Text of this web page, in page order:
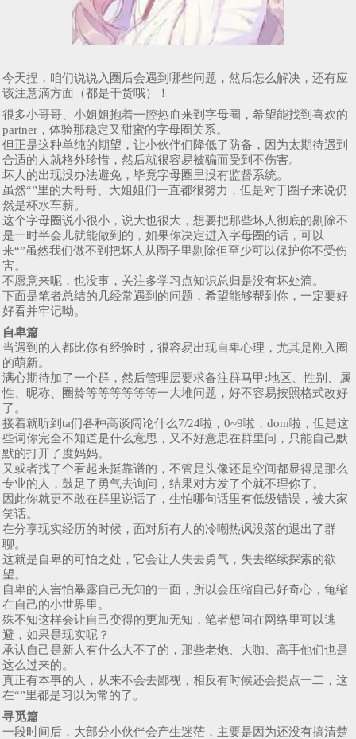
今天捏，咱们说说入圈后会遇到哪些问题，然后怎么解决，还有应
该注意滴方面（都是干货哦）！
很多小哥哥、小姐姐抱着一腔热血来到字母圈，希望能找到喜欢的
partner，体验那稳定又甜蜜的字母圈关系。
但正是这种单纯的期望，让小伙伴们降低了防备，因为太期待遇到
合适的人就格外珍惜，然后就很容易被骗而受到不伤害。
坏人的出现没办法避免，毕竟字母圈里没有监督系统。
虽然“”里的大哥哥、大姐姐们一直都很努力，但是对于圈子来说仍
然是杯水车薪。
这个字母圈说小很小，说大也很大，想要把那些坏人彻底的剔除不
是一时半会儿就能做到的，如果你决定进入字母圈的话，可以
来“”虽然我们做不到把坏人从圈子里剔除但至少可以保护你不受伤
害。
不愿意来呢，也没事，关注多学习点知识总归是没有坏处滴。
下面是笔者总结的几经常遇到的问题，希望能够帮到你，一定要好
好看并牢记呦。
自卑篇
当遇到的人都比你有经验时，很容易出现自卑心理，尤其是刚入圈
的萌新。
满心期待加了一个群，然后管理层要求备注群马甲:地区、性别、属
性、昵称、圈龄等等等等等等一大堆问题，好不容易按照格式改好
了。
接着就听到ta们各种高谈阔论什么7/24啦，0~9啦，dom啦，但是这
些词你完全不知道是什么意思，又不好意思在群里问，只能自己默
默的打开了度妈妈。
又或者找了个看起来挺靠谱的，不管是头像还是空间都显得是那么
专业的人，鼓足了勇气去询问，结果对方发了个就不理你了。
因此你就更不敢在群里说话了，生怕哪句话里有低级错误，被大家
笑话。
在分享现实经历的时候，面对所有人的冷嘲热讽没落的退出了群
聊。
这就是自卑的可怕之处，它会让人失去勇气，失去继续探索的欲
望。
自卑的人害怕暴露自己无知的一面，所以会压缩自己好奇心，龟缩
在自己的小世界里。
殊不知这样会让自己变得的更加无知，笔者想问在网络里可以逃
避，如果是现实呢？
承认自己是新人有什么大不了的，那些老炮、大咖、高手他们也是
这么过来的。
真正有本事的人，从来不会去鄙视，相反有时候还会提点一二，这
在“”里都是习以为常的了。
寻觅篇
一段时间后，大部分小伙伴会产生迷茫，主要是因为还没有搞清楚